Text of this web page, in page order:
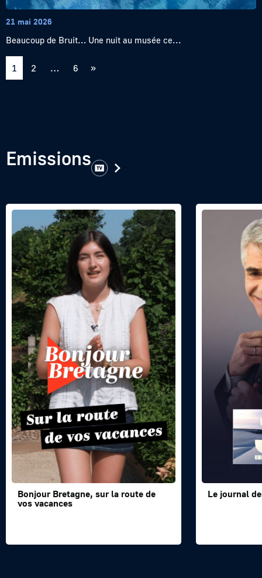
21 mai 2026
Beaucoup de Bruit… Une nuit au musée ce...
1 2 … 6 »
Emissions
Bonjour Bretagne, sur la route de
vos vacances
Le journal